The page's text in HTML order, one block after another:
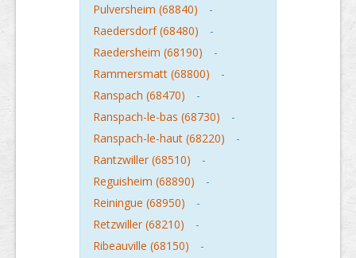
Pulversheim (68840)
-
Raedersdorf (68480)
-
Raedersheim (68190)
-
Rammersmatt (68800)
-
Ranspach (68470)
-
Ranspach-le-bas (68730)
-
Ranspach-le-haut (68220)
-
Rantzwiller (68510)
-
Reguisheim (68890)
-
Reiningue (68950)
-
Retzwiller (68210)
-
Ribeauville (68150)
-